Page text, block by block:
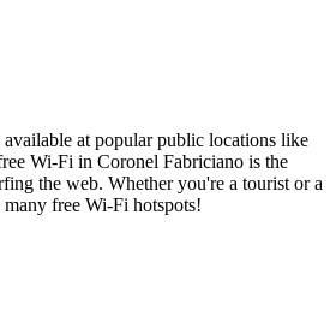
at popular public locations like
Wi-Fi in Coronel Fabriciano is the
the web. Whether you're a tourist or a
free Wi-Fi hotspots!